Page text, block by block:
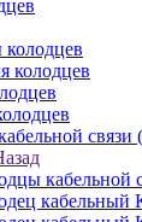
колодцев
кабельной
кабельный